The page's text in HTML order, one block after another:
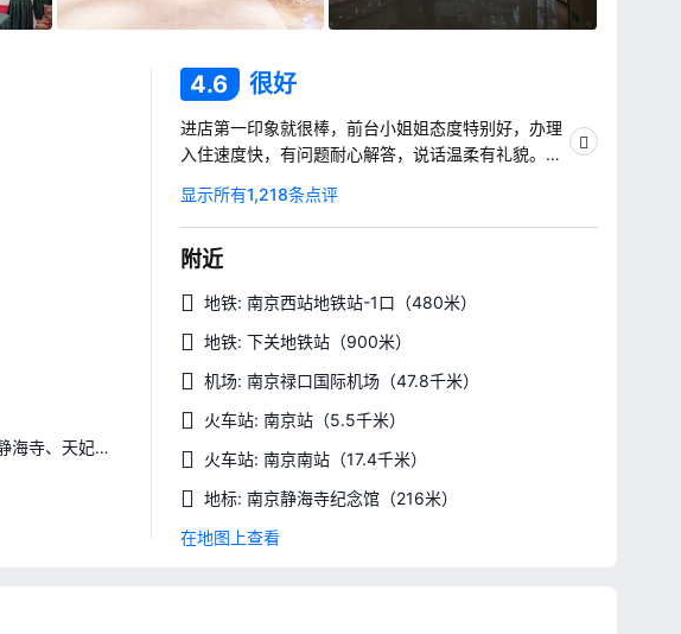
海寺、天妃
口步行约5
4.6 很好
进店第一印象就很棒，前台小姐姐态度特别好，办理
入住速度快，有问题耐心解答，说话温柔有礼貌。客
推荐！
显示所有1,218条点评
附近
地铁: 南京西站地铁站-1口 （480米）
地铁: 下关地铁站 （900米）
机场: 南京禄口国际机场 （47.8千米）
火车站: 南京站 （5.5千米）
火车站: 南京南站 （17.4千米）
地标: 南京静海寺纪念馆 （216米）
在地图上查看